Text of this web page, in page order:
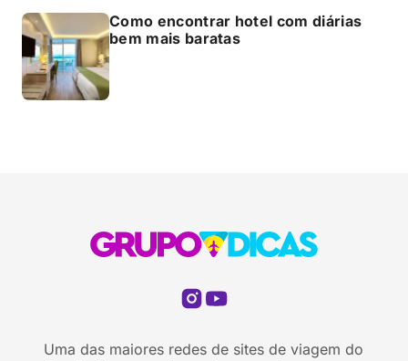
Como encontrar hotel com diárias
bem mais baratas
Uma das maiores redes de sites de viagem do